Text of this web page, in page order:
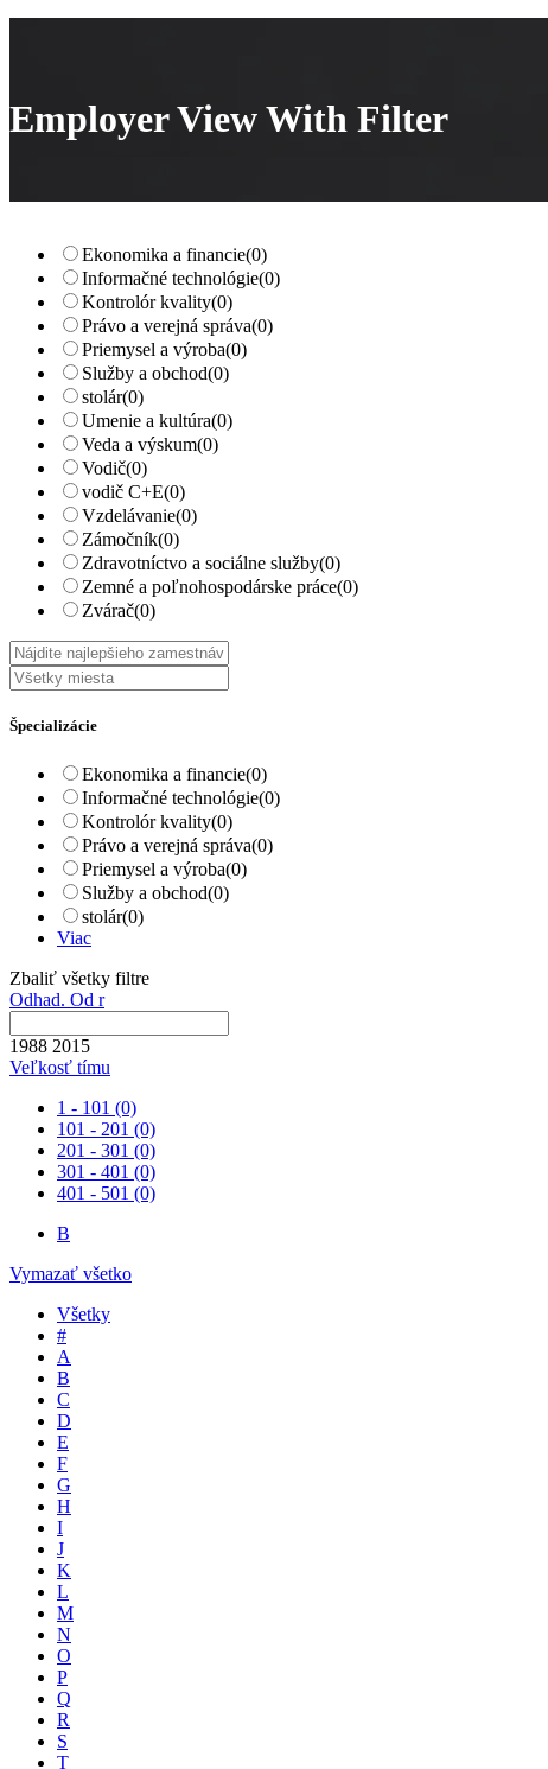
Employer View With Filter
Ekonomika a financie(0)
Informačné technológie(0)
Kontrolór kvality(0)
Právo a verejná správa(0)
Priemysel a výroba(0)
Služby a obchod(0)
stolár(0)
Umenie a kultúra(0)
Veda a výskum(0)
Vodič(0)
vodič C+E(0)
Vzdelávanie(0)
Zámočník(0)
Zdravotníctvo a sociálne služby(0)
Zemné a poľnohospodárske práce(0)
Zvárač(0)
Špecializácie
Ekonomika a financie(0)
Informačné technológie(0)
Kontrolór kvality(0)
Právo a verejná správa(0)
Priemysel a výroba(0)
Služby a obchod(0)
stolár(0)
Viac
Zbaliť všetky filtre
Odhad. Od r
1988 2015
Veľkosť tímu
1 - 101 (0)
101 - 201 (0)
201 - 301 (0)
301 - 401 (0)
401 - 501 (0)
B
Vymazať všetko
Všetky
#
A
B
C
D
E
F
G
H
I
J
K
L
M
N
O
P
Q
R
S
T